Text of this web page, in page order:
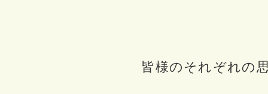
皆様のそれぞれの